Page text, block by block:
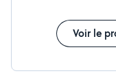
Voir le